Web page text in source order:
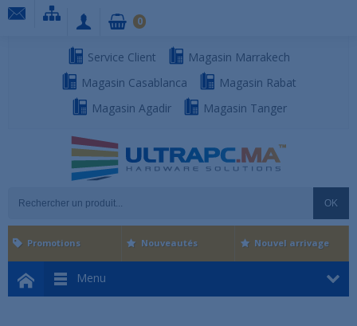
Service Client
Magasin Marrakech
Magasin Casablanca
Magasin Rabat
Magasin Agadir
Magasin Tanger
OK
0
Menu
Promotions Nouveautés Nouvel arrivage